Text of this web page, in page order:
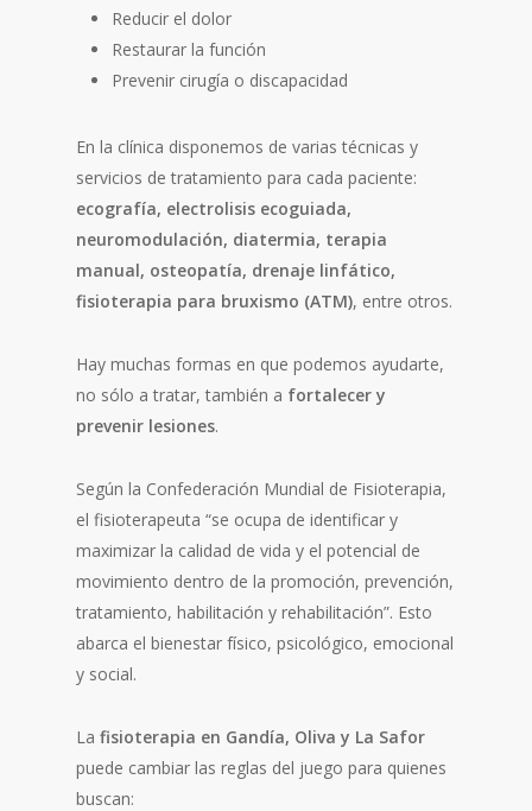
Reducir el dolor
Restaurar la función
Prevenir cirugía o discapacidad
En la clínica disponemos de varias técnicas y
servicios de tratamiento para cada paciente:
ecografía, electrolisis ecoguiada,
neuromodulación, diatermia, terapia
manual, osteopatía, drenaje linfático,
fisioterapia para bruxismo (ATM), entre otros.
Hay muchas formas en que podemos ayudarte,
no sólo a tratar, también a fortalecer y
prevenir lesiones.
Según la Confederación Mundial de Fisioterapia,
el fisioterapeuta “se ocupa de identificar y
maximizar la calidad de vida y el potencial de
movimiento dentro de la promoción, prevención,
tratamiento, habilitación y rehabilitación”. Esto
abarca el bienestar físico, psicológico, emocional
y social.
La fisioterapia en Gandía, Oliva y La Safor
puede cambiar las reglas del juego para quienes
buscan: